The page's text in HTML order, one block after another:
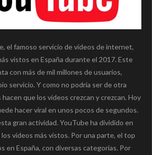
el famoso servicio de vídeos de internet,
vistos en España durante el 2017. Este
con más de mil millones de usuarios,
servicio. Y como no podría ser de otra
que los vídeos crezcan y crezcan. Hoy
hacer viral en unos pocos de segundos.
gran actividad. YouTube ha dividido en
vídeos más vistos. Por una parte, el top
en España, con diversas categorías. Por